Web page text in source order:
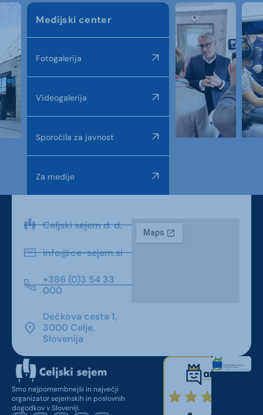
Medijski center
Fotogalerija
Videogalerija
Sporočila za javnost
Za medije
Celjski sejem d. d.
info@ce-sejem.si
+386 (0)3 54 33
000
Dečkova cesta 1,
3000 Celje,
Slovenija
Smo najpomembnejši in največji
organizator sejemskih in poslovnih
dogodkov v Sloveniji.